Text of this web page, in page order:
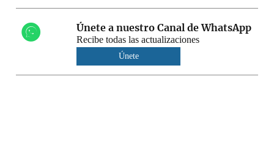
Únete a nuestro Canal de WhatsApp
Recibe todas las actualizaciones
Únete